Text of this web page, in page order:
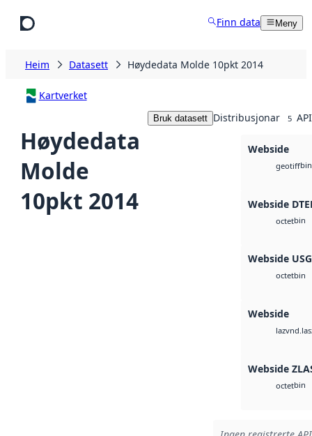
Finn data Meny
Heim Datasett Høydedata Molde 10pkt 2014
Kartverket
Høydedata
Molde
10pkt 2014
Bruk datasett Distribusjonar 5
Webside
geotiffbin
Webside
octetbin
Webside
octetbin
Webside
laz
Webside
octetbin